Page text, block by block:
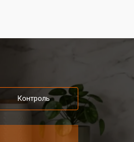
Заказать
Контроль